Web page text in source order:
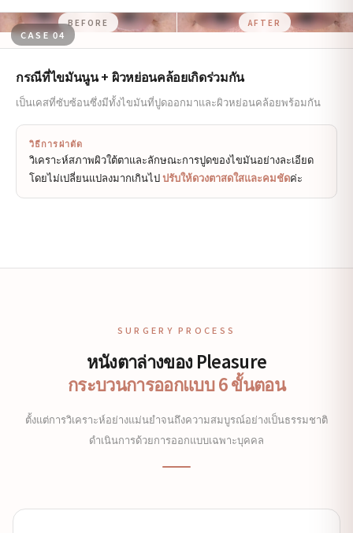
CASE 04
BEFORE AFTER
กรณีที่ไขมันนูน + ผิวหย่อนคล้อยเกิดร่วมกัน
เป็นเคสที่ซับซ้อนซึ่งมีทั้งไขมันที่ปูดออกมาและผิวหย่อนคล้อยพร้อมกัน
วิธีการผ่าตัด
วิเคราะห์สภาพผิวใต้ตาและลักษณะการปูดของไขมันอย่างละเอียด
โดยไม่เปลี่ยนแปลงมากเกินไปปรับให้ดวงตาสดใสและคมชัดค่ะ
SURGERY PROCESS
หนังตาล่างของ Pleasure
กระบวนการออกแบบ 6 ขั้นตอน
ตั้งแต่การวิเคราะห์อย่างแม่นยำจนถึงความสมบูรณ์อย่างเป็นธรรมชาติ
ดำเนินการด้วยการออกแบบเฉพาะบุคคล